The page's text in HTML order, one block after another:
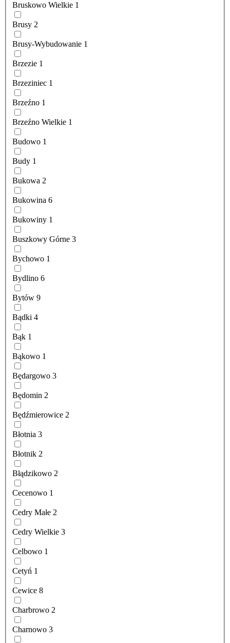
Bruskowo Wielkie 1
Brusy 2
Brusy-Wybudowanie 1
Brzezie 1
Brzeziniec 1
Brzeźno 1
Brzeźno Wielkie 1
Budowo 1
Budy 1
Bukowa 2
Bukowina 6
Bukowiny 1
Buszkowy Górne 3
Bychowo 1
Bydlino 6
Bytów 9
Bądki 4
Bąk 1
Bąkowo 1
Będargowo 3
Będomin 2
Będźmierowice 2
Błotnia 3
Błotnik 2
Błądzikowo 2
Cecenowo 1
Cedry Małe 2
Cedry Wielkie 3
Celbowo 1
Cetyń 1
Cewice 8
Charbrowo 2
Charnowo 3